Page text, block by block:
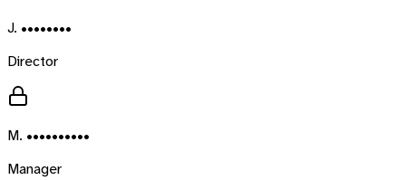
J. ••••••••
Director
M. ••••••••••
Manager